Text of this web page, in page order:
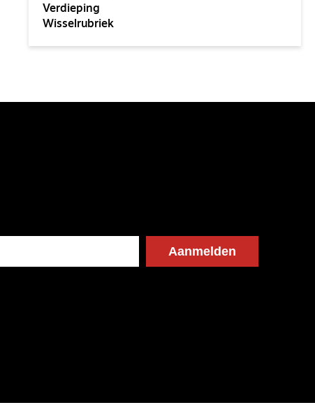
Verdieping
Wisselrubriek